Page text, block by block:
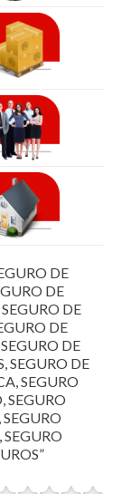
DE
DE
DE
DE
DE
SEGURO DE
SEGURO
SEGURO
SEGURO